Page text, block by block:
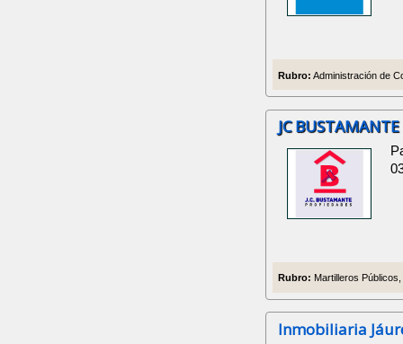
Rubro: Administración de
JC
Rubro: Martilleros
Inmobiliaria